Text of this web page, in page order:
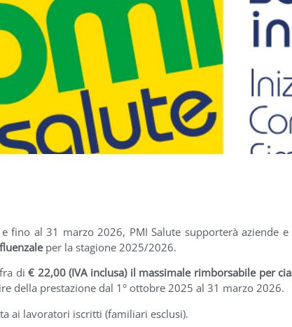
fino al 31 marzo 2026, PMI Salute supporterà aziende
per la stagione 2025/2026.
di€ 22,00 (IVA inclusa) il massimale rimborsabile per
della prestazione dal 1° ottobre 2025 al 31 marzo 2026.
ai lavoratori iscritti (familiari esclusi).